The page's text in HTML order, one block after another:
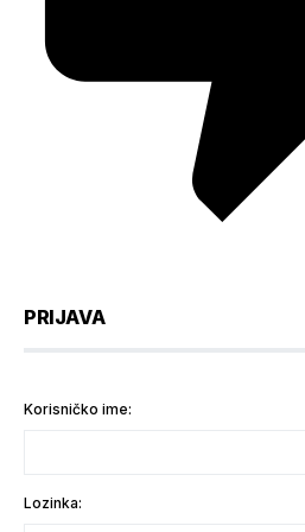
PRIJAVA
Korisničko ime:
Lozinka: